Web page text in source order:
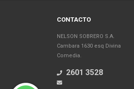
CONTACTO
NELSON SOBRERO S.A.
Cambara 1630 esq Divina
Comedia.
2601 3528